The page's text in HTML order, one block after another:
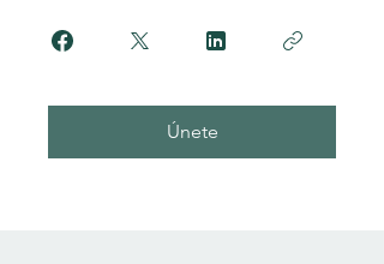
Únete